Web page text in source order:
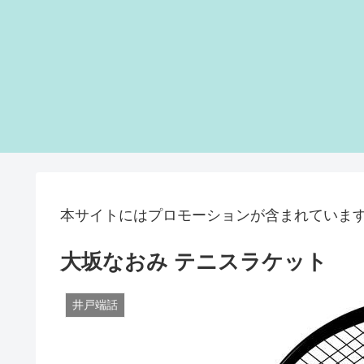
本サイトにはプロモーションが含まれていま
大坂なおみ テニスラケット
井戸端話